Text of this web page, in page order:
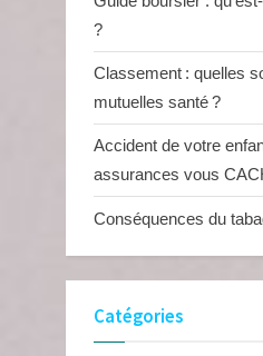
?
Classement : quelles
mutuelles santé ?
Accident de votre
assurances vous
Conséquences du
Catégories